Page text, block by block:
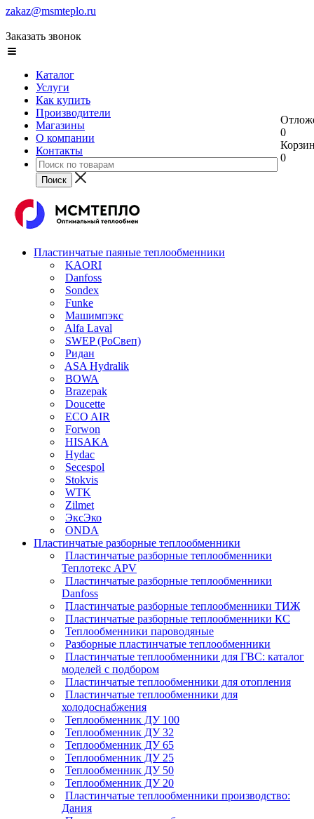
zakaz@msmteplo.ru
Заказать звонок
Каталог
Услуги
Как купить
Производители
Магазины
О компании
Контакты
0
0
Пластинчатые паяные теплообменники
KAORI
Danfoss
Sondex
Funke
Машимпэкс
Alfa Laval
SWEP (РоСвеп)
Ридан
ASA Hydralik
BOWA
Brazepak
Doucette
ECO AIR
Forwon
HISAKA
Hydac
Secespol
Stokvis
WTK
Zilmet
ЭксЭко
ONDA
Пластинчатые разборные теплообменники
Пластинчатые разборные теплообменники
Теплотекс APV
Пластинчатые разборные теплообменники
Danfoss
Пластинчатые разборные теплообменники ТИЖ
Пластинчатые разборные теплообменники КC
Теплообменники пароводяные
Разборные пластинчатые теплообменники
Пластинчатые теплообменники для ГВС: каталог
моделей с подбором
Пластинчатые теплообменники для отопления
Пластинчатые теплообменники для
холодоснабжения
Теплообменник ДУ 100
Теплообменник ДУ 32
Теплообменник ДУ 65
Теплообменник ДУ 25
Теплообменник ДУ 50
Теплообменник ДУ 20
Пластинчатые теплообменники производство:
Дания